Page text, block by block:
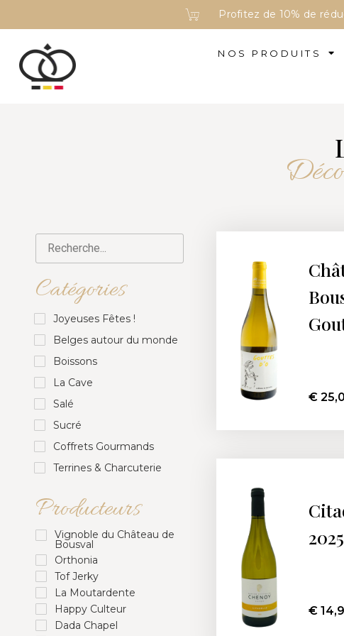
Profitez de 10% de
NOS PRODUITS
Catégories
Joyeuses Fêtes !
Belges autour du monde
Boissons
La Cave
Salé
Sucré
Coffrets Gourmands
Terrines & Charcuterie
Producteurs
Vignoble du Château de
Bousval
Orthonia
Tof Jerky
La Moutardente
Happy Culteur
Dada Chapel
€
2025
€